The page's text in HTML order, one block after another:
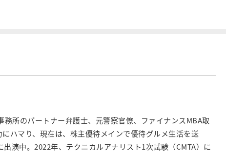
所のパートナー弁護士、元警察官僚、ファイナンスMBA取
ハマり、現在は、株主優待メインで優待グルメ生活を送
演中。2022年、テクニカルアナリスト1次試験（CMTA）に